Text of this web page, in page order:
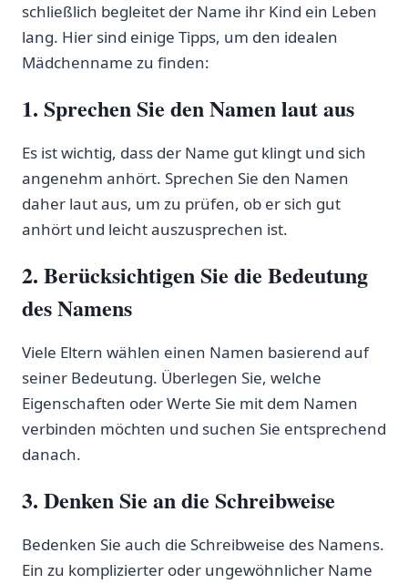
schließlich begleitet der Name ihr Kind ein Leben
lang. ⁤Hier ⁣sind einige Tipps, um​ den idealen
Mädchenname zu⁤ finden:
1. Sprechen Sie den Namen laut aus
Es ist wichtig, dass der Name gut klingt und sich
angenehm anhört. Sprechen Sie den Namen
daher laut aus, um zu prüfen, ob er sich gut
⁣anhört und leicht ‍auszusprechen ist.
2. Berücksichtigen Sie‌ die Bedeutung
des Namens
Viele Eltern wählen einen Namen basierend⁣ auf
seiner Bedeutung. Überlegen Sie, welche
Eigenschaften oder Werte Sie mit dem ⁢Namen
verbinden⁣ möchten und suchen Sie entsprechend
danach.
3. Denken Sie an die‌ Schreibweise
Bedenken Sie auch ​die Schreibweise des Namens.
Ein zu komplizierter oder ungewöhnlicher Name